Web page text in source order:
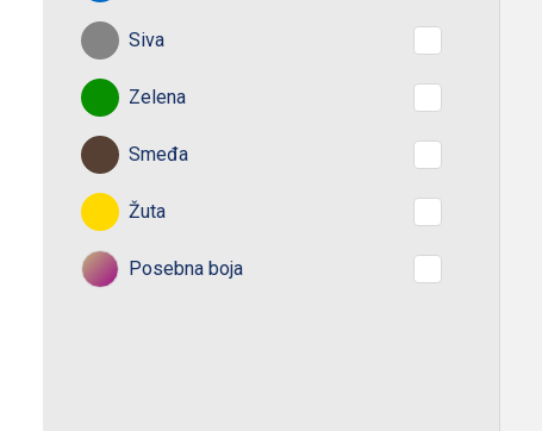
Siva
Zelena
Smeđa
Žuta
Posebna boja